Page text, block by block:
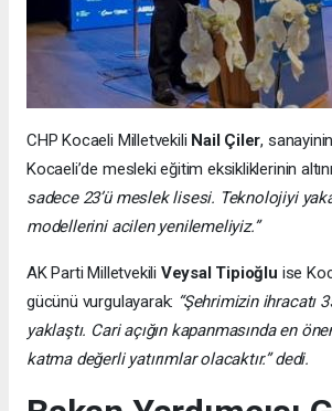
CHP Kocaeli Milletvekili Nail Çiler,
Kocaeli’de mesleki eğitim eksikliklerinin
sadece 23’ü meslek lisesi. Teknolojiyi
modellerini acilen yenilemeliyiz.”
AK Parti Milletvekili Veysal Tipioğlu ise
gücünü vurgulayarak: “Şehrimizin ihracatı
yaklaştı. Cari açığın kapanmasında en
katma değerli yatırımlar olacaktır.” dedi.